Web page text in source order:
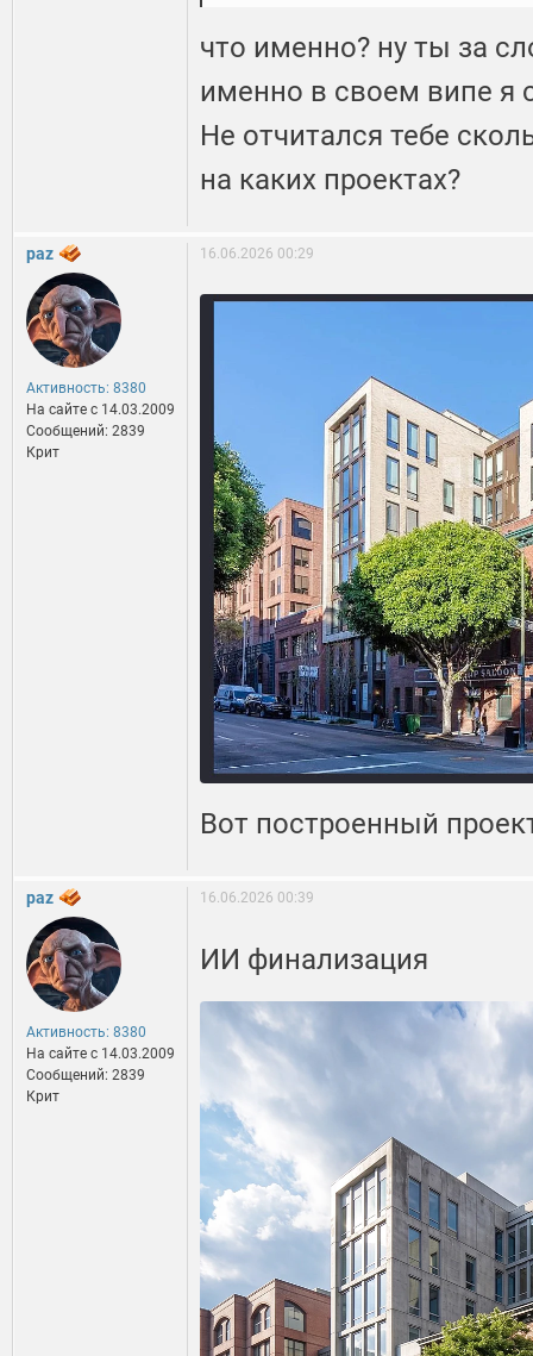
что именно? ну ты за
именно в своем випе я
Не отчитался тебе
на каких проектах?
paz
Активность: 8380
На сайте c 14.03.2009
Сообщений: 2839
Крит
16.06.2026 00:29
Вот построенный
paz
Активность: 8380
На сайте c 14.03.2009
Сообщений: 2839
Крит
16.06.2026 00:39
ИИ финализация